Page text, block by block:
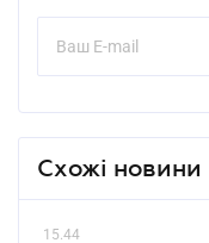
Схожі новини
15.44